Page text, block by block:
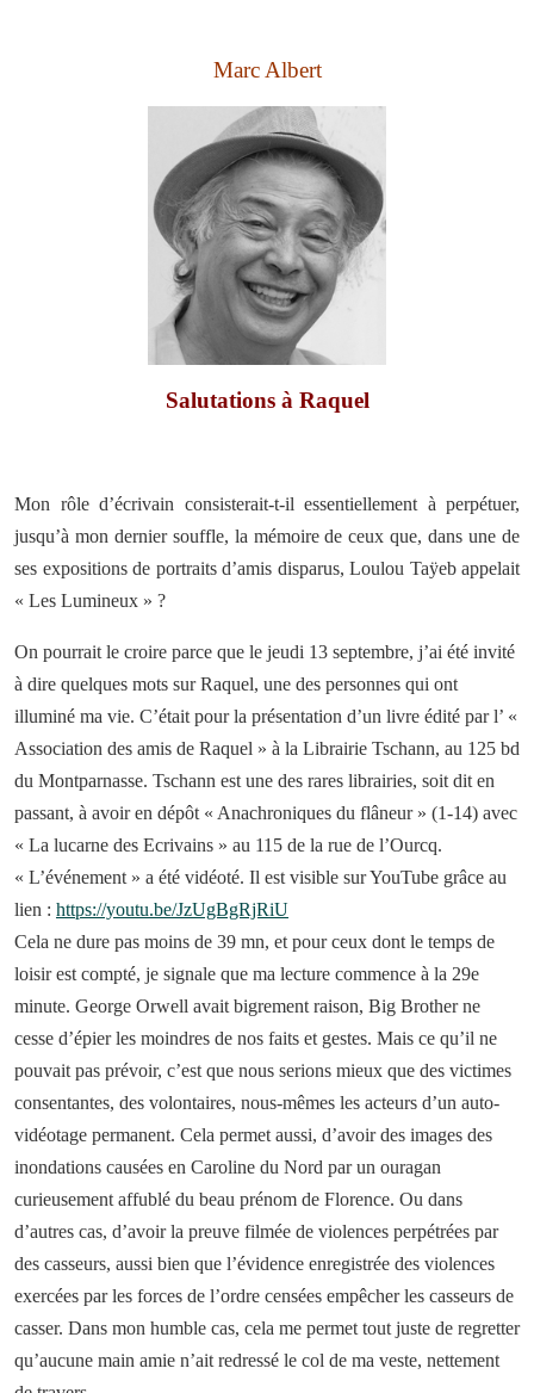
Marc Albert
Salutations à Raquel
Mon rôle d’écrivain consisterait-t-il essentiellement à perpétuer,
jusqu’à mon dernier souffle, la mémoire de ceux que, dans une de
ses expositions de portraits d’amis disparus, Loulou Taÿeb appelait
« Les Lumineux » ?
On pourrait le croire parce que le jeudi 13 septembre, j’ai été invité
à dire quelques mots sur Raquel, une des personnes qui ont
illuminé ma vie. C’était pour la présentation d’un livre édité par l’ «
Association des amis de Raquel » à la Librairie Tschann, au 125 bd
du Montparnasse. Tschann est une des rares librairies, soit dit en
passant, à avoir en dépôt « Anachroniques du flâneur » (1-14) avec
« La lucarne des Ecrivains » au 115 de la rue de l’Ourcq.
« L’événement » a été vidéoté. Il est visible sur YouTube grâce au
lien : https://youtu.be/JzUgBgRjRiU
Cela ne dure pas moins de 39 mn, et pour ceux dont le temps de
loisir est compté, je signale que ma lecture commence à la 29e
minute. George Orwell avait bigrement raison, Big Brother ne
cesse d’épier les moindres de nos faits et gestes. Mais ce qu’il ne
pouvait pas prévoir, c’est que nous serions mieux que des victimes
consentantes, des volontaires, nous-mêmes les acteurs d’un auto-
vidéotage permanent. Cela permet aussi, d’avoir des images des
inondations causées en Caroline du Nord par un ouragan
curieusement affublé du beau prénom de Florence. Ou dans
d’autres cas, d’avoir la preuve filmée de violences perpétrées par
des casseurs, aussi bien que l’évidence enregistrée des violences
exercées par les forces de l’ordre censées empêcher les casseurs de
casser. Dans mon humble cas, cela me permet tout juste de regretter
qu’aucune main amie n’ait redressé le col de ma veste, nettement